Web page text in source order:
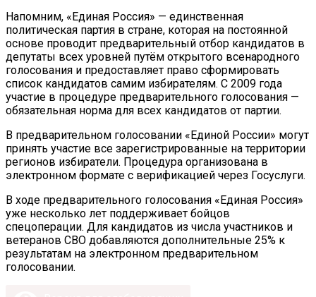
Напомним, «Единая Россия» — единственная
политическая партия в стране, которая на постоянной
основе проводит предварительный отбор кандидатов в
депутаты всех уровней путём открытого всенародного
голосования и предоставляет право сформировать
список кандидатов самим избирателям. С 2009 года
участие в процедуре предварительного голосования —
обязательная норма для всех кандидатов от партии.
В предварительном голосовании «Единой России» могут
принять участие все зарегистрированные на территории
регионов избиратели. Процедура организована в
электронном формате с верификацией через Госуслуги.
В ходе предварительного голосования «Единая Россия»
уже несколько лет поддерживает бойцов
спецоперации. Для кандидатов из числа участников и
ветеранов СВО добавляются дополнительные 25% к
результатам на электронном предварительном
голосовании.